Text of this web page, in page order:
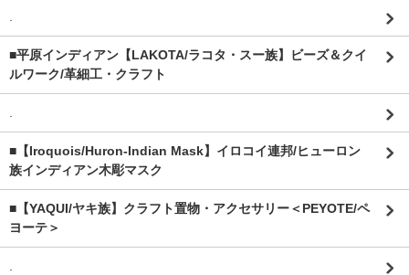
.
■平原インディアン【LAKOTA/ラコタ・スー族】ビーズ＆クイ
ルワーク/革細工・クラフト
.
■【Iroquois/Huron-Indian Mask】イロコイ連邦/ヒューロン
族インディアン木彫マスク
■【YAQUI/ヤキ族】クラフト置物・アクセサリー＜PEYOTE/ペ
ヨーテ＞
.